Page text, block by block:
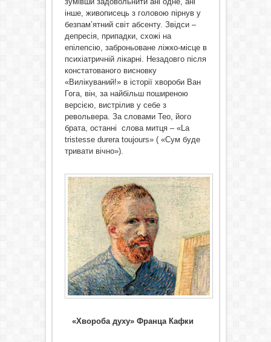
інше, живописець з головою пірнув у
безпам’ятний світ абсенту. Звідси –
депресія, припадки, схожі на
епілепсію, заброньоване ліжко-місце в
психіатричній лікарні. Незадовго після
констатованого висновку
«Вилікуваний!» в історії хвороби Ван
Гога, він, за найбільш поширеною
версією, вистрілив у себе з
револьвера. За словами Тео, його
брата, останні слова митця – «La
tristesse durera toujours» ( «Сум буде
тривати вічно»).
«Хвороба духу» Франца Кафки